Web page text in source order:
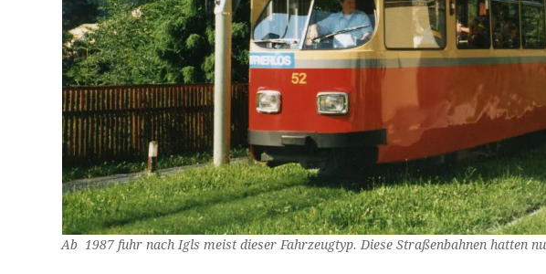
Ab 1987 fuhr nach Igls meist dieser Fahrzeugtyp. Diese Straßenbahnen hatten